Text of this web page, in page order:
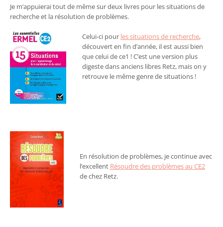
Je m’appuierai tout de même sur deux livres pour les situations de
recherche et la résolution de problèmes.
Celui-ci pour les situations de recherche,
découvert en fin d’année, il est aussi bien
que celui de ce1 ! C’est une version plus
digeste dans anciens libres Retz, mais on y
retrouve le même genre de situations !
En résolution de problèmes, je continue avec
l’excellent Résoudre des problèmes au CE2
de chez Retz.